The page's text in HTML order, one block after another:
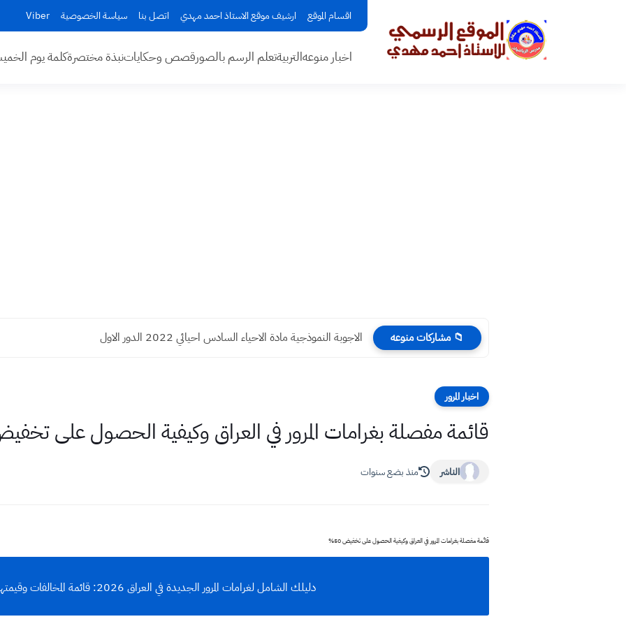
اقسام الموقع ارشيف موقع الاستاذ احمد مهدي اتصل بنا سياسة الخصوصية Viber
اخبار منوعهالتربيةتعلم الرسم بالصورقصص وحكاياتنبذة مختصرةكلمة يوم
📁 مشاركات منوعه الاجوبة النموذجية مادة الاحياء السادس احيائي 2022 الدور الاول
اخبار المرور
قائمة مفصلة بغرامات المرور في العراق وكيفية الحصول على تخفيض
الناشر منذ بضع سنوات
قائمة مفصلة بغرامات المرور في العراق وكيفية الحصول على تخفيض 50%
دليلك الشامل لغرامات المرور الجديدة في العراق 2026: قائمة المخالفات وقيمتها